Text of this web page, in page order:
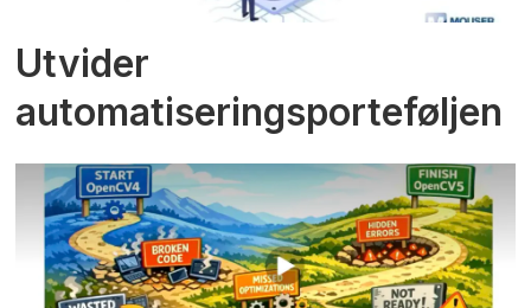
Utvider
automatiseringsporteføljen